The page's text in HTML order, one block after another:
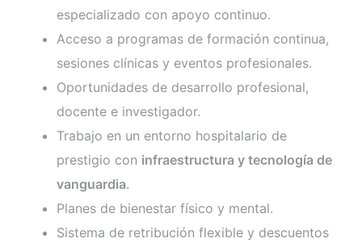
especializado con apoyo continuo.
Acceso a programas de formación continua,
sesiones clínicas y eventos profesionales.
Oportunidades de desarrollo profesional,
docente e investigador.
Trabajo en un entorno hospitalario de
prestigio con infraestructura y tecnología de
vanguardia.
Planes de bienestar físico y mental.
Sistema de retribución flexible y descuentos